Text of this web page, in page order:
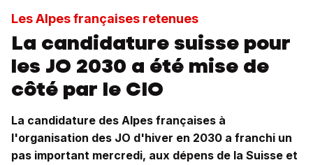
Les Alpes françaises retenues
La candidature suisse pour
les JO 2030 a été mise de
côté par le CIO
La candidature des Alpes françaises à
l'organisation des JO d'hiver en 2030 a franchi un
pas important mercredi, aux dépens de la Suisse et